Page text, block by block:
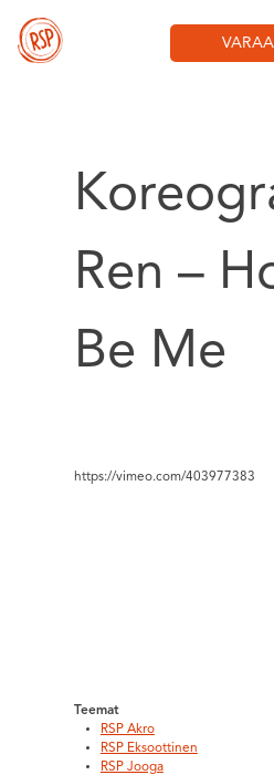
content
Ren –
Be Me
https://vimeo.com/403977383
Teemat
RSP Akro
RSP Eksoottinen
RSP Jooga